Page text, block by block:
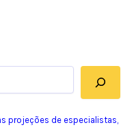
projeções de especialistas,